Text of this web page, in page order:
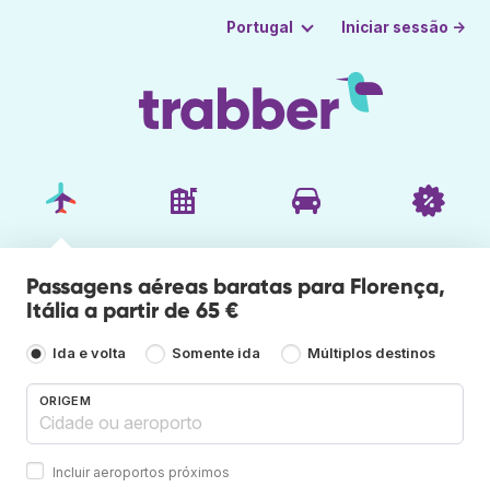
Portugal Iniciar sessão →
Passagens aéreas baratas para Florença,
Itália a partir de 65 €
Ida e volta Somente ida Múltiplos destinos
ORIGEM
Incluir aeroportos próximos